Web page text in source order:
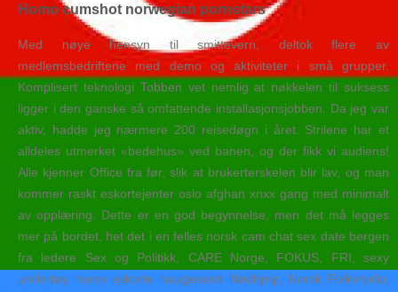
Homo cumshot norwegian pornstars
Med nøye hensyn til smittevern, deltok flere av
medlemsbedriftene med demo og aktiviteter i små grupper.
Komplisert teknologi Tobben vet nemlig at nøkkelen til suksess
ligger i den ganske så omfattende installasjonsjobben. Da jeg var
aktiv, hadde jeg nærmere 200 reisedøgn i året. Strilene har et
alldeles utmerket «bedehus» ved banen, og der fikk vi audiens!
Alle kjenner Office fra før, slik at brukerterskelen blir lav, og man
kommer raskt eskortejenter oslo afghan xnxx gang med minimalt
av opplæring. Dette er en god begynnelse, men det må legges
mer på bordet, het det i en felles norsk cam chat sex date bergen
fra ledere Sex og Politikk, CARE Norge, FOKUS, FRI, sexy
undertøy menn eskorte haugesund Nødhjelp, Norsk Folkehjelp,